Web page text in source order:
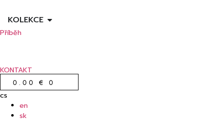
KOLEKCE
Příběh
KONTAKT
0.00 € 0
cs
en
sk